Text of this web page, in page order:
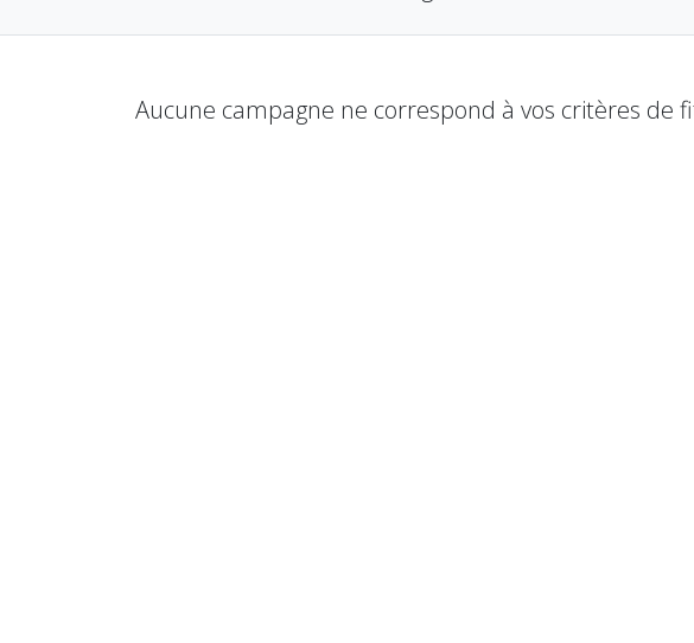
Aucune campagne ne correspond à vos critères de